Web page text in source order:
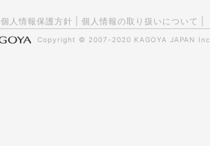
個人情報保護方針 個人情報の取り扱いについて
Copyright © 2007-2020 KAGOYA JAPAN Inc.